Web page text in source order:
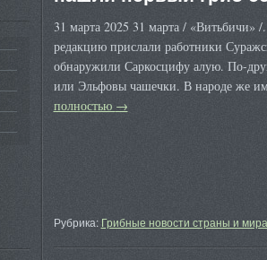
31 марта 2025 31 марта / «Витьбичи»
редакцию прислали работники
обнаружили Саркосцифу алую. По-
или Эльфовы чашечки. В народе же
полностью →
Рубрика: Грибные новости страны и мира